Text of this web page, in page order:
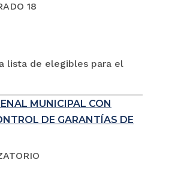
18
lista de elegibles para el
MUNICIPAL CON
DE GARANTÍAS DE